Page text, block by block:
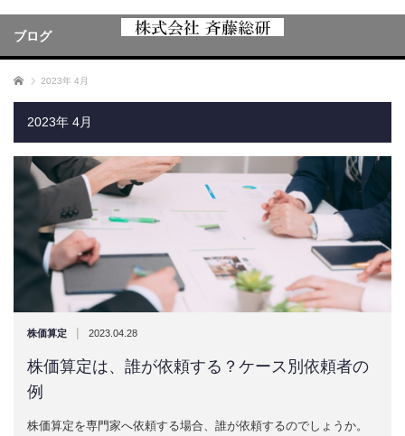
ブログ
ホーム 2023年 4月
2023年 4月
株価算定 | 2023.04.28
株価算定は、誰が依頼する？ケース別依頼者の
例
株価算定を専門家へ依頼する場合、誰が依頼するのでしょうか。